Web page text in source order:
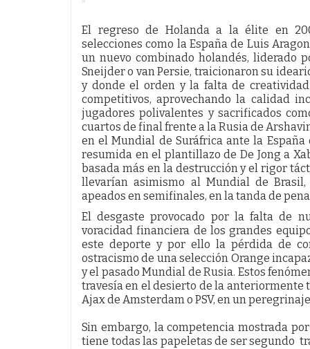
El regreso de Holanda a la élite en
selecciones como la España de Luis
un nuevo combinado holandés, liderado
Sneijder o van Persie, traicionaron su
y donde el orden y la falta de
competitivos, aprovechando la calidad
jugadores polivalentes y sacrificados
cuartos de final frente a la Rusia de
en el Mundial de Suráfrica ante la
resumida en el plantillazo de De Jong a
basada más en la destrucción y el rigor
llevarían asimismo al Mundial de
apeados en semifinales, en la tanda de
El desgaste provocado por la falta de
voracidad financiera de los grandes
este deporte y por ello la pérdida de
ostracismo de una selección Orange
y el pasado Mundial de Rusia. Estos
travesía en el desierto de la anteriormente
Ajax de Amsterdam o PSV, en un
Sin embargo, la competencia mostrada
tiene todas las papeletas de ser segundo